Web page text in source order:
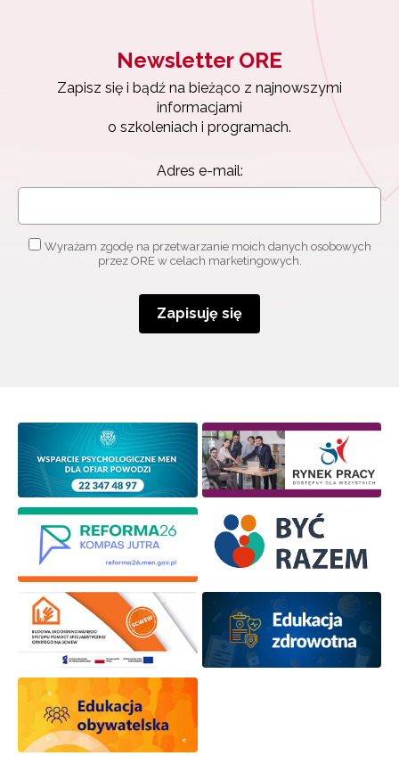
Newsletter ORE
Zapisz się i bądź na bieżąco z najnowszymi
informacjami
o szkoleniach i programach.
Adres e-mail:
Wyrażam zgodę na przetwarzanie moich danych osobowych
przez ORE w celach marketingowych.
Zapisuję się
Zapisz się i bądź na bieżąco z najnowszymi
o szkoleniach i programach.
Zapisuję się